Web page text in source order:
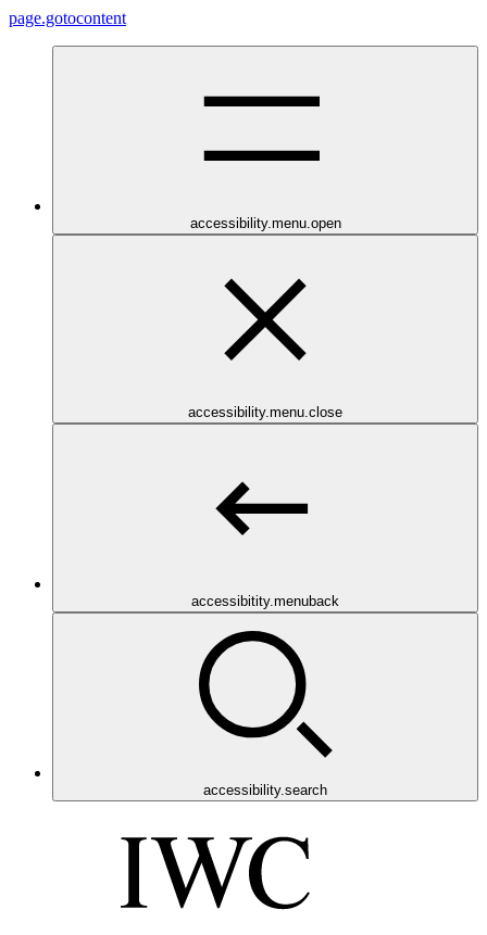
page.gotocontent
accessibility.menu.open
accessibility.menu.close
accessibitity.menuback
accessibility.search